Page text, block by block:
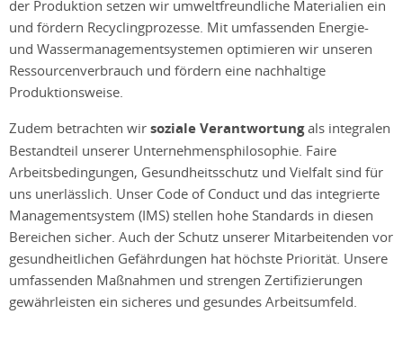
der Produktion setzen wir umweltfreundliche Materialien ein
und fördern Recyclingprozesse. Mit umfassenden Energie-
und Wassermanagementsystemen optimieren wir unseren
Ressourcenverbrauch und fördern eine nachhaltige
Produktionsweise.
Zudem betrachten wir soziale Verantwortungals integralen
Bestandteil unserer Unternehmensphilosophie. Faire
Arbeitsbedingungen, Gesundheitsschutz und Vielfalt sind für
uns unerlässlich. Unser Code of Conduct und das integrierte
Managementsystem (IMS) stellen hohe Standards in diesen
Bereichen sicher. Auch der Schutz unserer Mitarbeitenden vor
gesundheitlichen Gefährdungen hat höchste Priorität. Unsere
umfassenden Maßnahmen und strengen Zertifizierungen
gewährleisten ein sicheres und gesundes Arbeitsumfeld.